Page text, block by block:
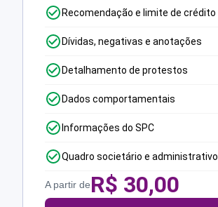
Recomendação e limite de crédito
Dívidas, negativas e anotações
Detalhamento de protestos
Dados comportamentais
Informações do SPC
Quadro societário e administrativo
A partir deR$ 30,00